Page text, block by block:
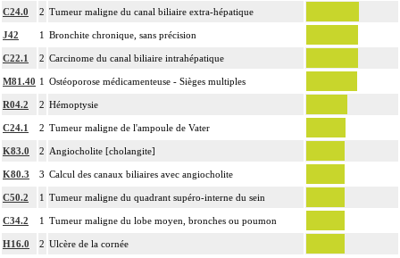
l'échantillon, sa fixation, la préparation microscopique avec une coloration
standard, avec ou sans photographie, l'interprétation, les éventuels réexamens
aux divers stades de réalisation, le compte rendu et le codage
Avec ou sans : coloration spéciale
17.2
L'examen histopathologique de biopsie inclut : l'échantillonnage, la fixation,
l'inclusion, la préparation microscopique avec une coloration standard à base
d'hémalun ou d'hématoxyline-éosine ou de phloxine avec ou sans safran, avec
ou sans photographie, l'interprétation, les éventuels réexamens aux divers
stades de réalisation, le compte rendu, le codage
empreinte par apposition cellulaire
écrasis cellulaire
C24.0 2 Tumeur maligne du canal biliaire extra-hépatique
J42 1 Bronchite chronique, sans précision
C22.1 2 Carcinome du canal biliaire intrahépatique
M81.40 1 Ostéoporose médicamenteuse - Sièges multiples
R04.2 2 Hémoptysie
C24.1 2 Tumeur maligne de l'ampoule de Vater
K83.0 2 Angiocholite [cholangite]
K80.3 3 Calcul des canaux biliaires avec angiocholite
C50.2 1 Tumeur maligne du quadrant supéro-interne du sein
C34.2 1 Tumeur maligne du lobe moyen, bronches ou poumon
H16.0 2 Ulcère de la cornée